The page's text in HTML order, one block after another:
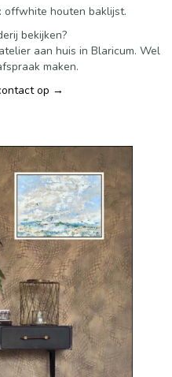
offwhite houten baklijst.
bekijken?
aan huis in Blaricum. Wel
maken.
op →